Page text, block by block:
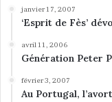
janvier 17, 2007
‘Esprit de Fès’
avril 11, 2006
Génération Peter
février 3, 2007
Au Portugal,